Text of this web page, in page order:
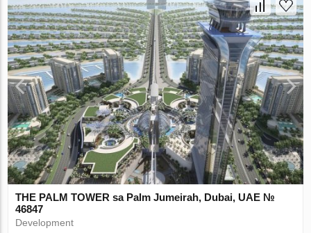
THE PALM TOWER sa Palm Jumeirah, Dubai, UAE №
46847
Development